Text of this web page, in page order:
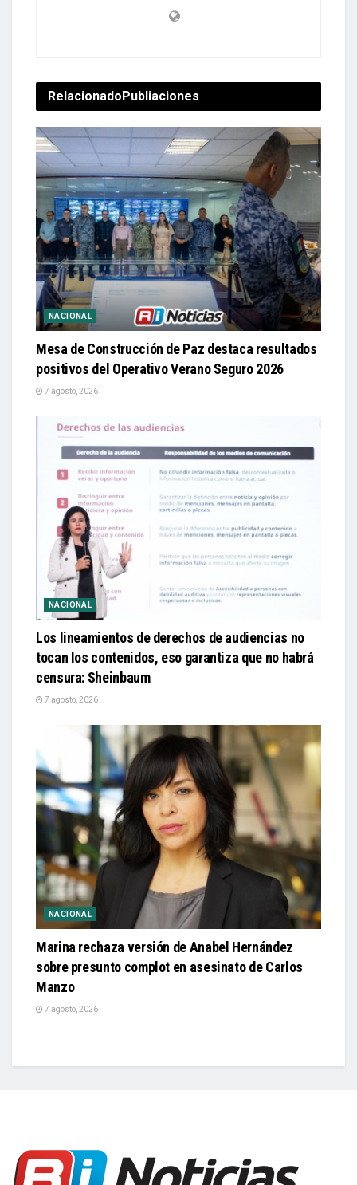
RelacionadoPubliaciones
NACIONAL
Mesa de Construcción de Paz destaca resultados
positivos del Operativo Verano Seguro 2026
7 agosto, 2026
NACIONAL
Los lineamientos de derechos de audiencias no
tocan los contenidos, eso garantiza que no habrá
censura: Sheinbaum
7 agosto, 2026
NACIONAL
Marina rechaza versión de Anabel Hernández
sobre presunto complot en asesinato de Carlos
Manzo
7 agosto, 2026